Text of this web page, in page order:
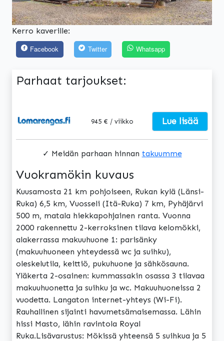
Kerro kaverille:
Facebook
Twitter Whatsapp
Parhaat tarjoukset:
945 € / viikko Lue lisää
✓ Meidän parhaan hinnan takuumme
Vuokramökin kuvaus
Kuusamosta 21 km pohjoiseen, Rukan kylä (Länsi-
Ruka) 6,5 km, Vuosseli (Itä-Ruka) 7 km, Pyhäjärvi
500 m, matala hiekkapohjainen ranta. Vuonna
2000 rakennettu 2-kerroksinen tilava kelomökki,
alakerrassa makuuhuone 1: parisänky
(makuuhuoneen yhteydessä wc ja suihku),
oleskelutila, keittiö, pukuhuone ja sähkösauna.
Yläkerta 2-osainen: kummassakin osassa 3 tilavaa
makuuhuonetta ja suihku ja wc. Makuuhuoneissa 2
vuodetta. Langaton internet-yhteys (Wi-Fi).
Rauhallinen sijainti havumetsämaisemassa. Lähin
hissi Masto, lähin ravintola Royal
Ruka.Lisävarustus: Mökissä yhteensä 5 suihkua ja 5